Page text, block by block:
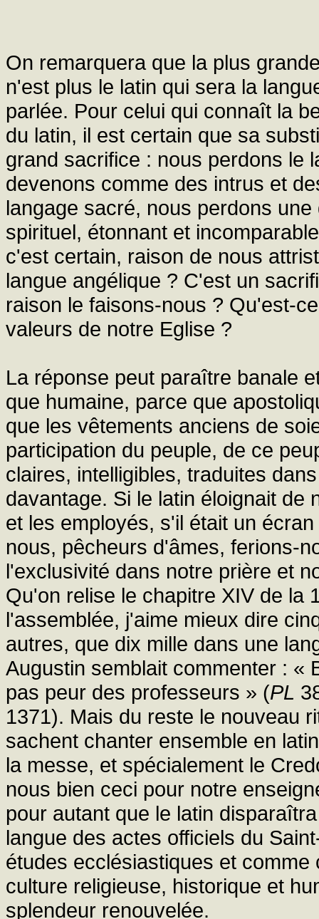
On remarquera que la plus
n'est plus le latin qui sera la
parlée. Pour celui qui connaît la
du latin, il est certain que sa
grand sacrifice : nous perdons le
devenons comme des intrus et
langage sacré, nous perdons
spirituel, étonnant et
c'est certain, raison de nous
langue angélique ? C'est un
raison le faisons-nous ? Qu'est-
valeurs de notre Eglise ?
La réponse peut paraître banale
que humaine, parce que
que les vêtements anciens de
participation du peuple, de ce
claires, intelligibles, traduites
davantage. Si le latin éloignait de
et les employés, s'il était un
nous, pêcheurs d'âmes, ferions-
l'exclusivité dans notre prière et
Qu'on relise le chapitre XIV de la
l'assemblée, j'aime mieux dire
autres, que dix mille dans une
Augustin semblait commenter : «
pas peur des professeurs » (PL
1371). Mais du reste le nouveau
sachent chanter ensemble en
la messe, et spécialement le
nous bien ceci pour notre
pour autant que le latin
langue des actes officiels du
études ecclésiastiques et
culture religieuse, historique et
splendeur renouvelée.